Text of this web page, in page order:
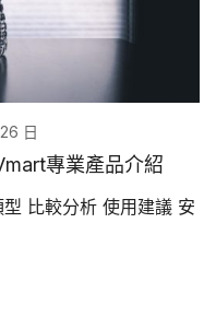
日
專業產品介紹
比較分析 使用建議 安